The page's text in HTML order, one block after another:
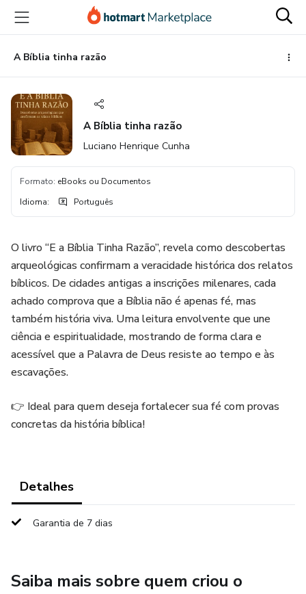
para
conteúdo
principal
para
pagamento
para
rodapé
A Bíblia tinha razão
A Bíblia tinha razão
Luciano Henrique Cunha
Formato: eBooks ou Documentos
Idioma: Português
O livro “E a Bíblia Tinha Razão”, revela como descobertas
arqueológicas confirmam a veracidade histórica dos relatos
bíblicos. De cidades antigas a inscrições milenares, cada
achado comprova que a Bíblia não é apenas fé, mas
também história viva. Uma leitura envolvente que une
ciência e espiritualidade, mostrando de forma clara e
acessível que a Palavra de Deus resiste ao tempo e às
escavações.
👉 Ideal para quem deseja fortalecer sua fé com provas
concretas da história bíblica!
Detalhes
Garantia de 7 dias
Saiba mais sobre quem criou o